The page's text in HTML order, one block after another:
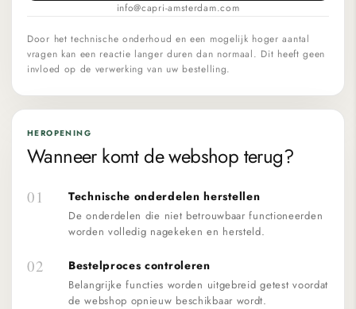
info@capri-amsterdam.com
Door het technische onderhoud en een mogelijk hoger aantal
vragen kan een reactie langer duren dan normaal. Dit heeft geen
invloed op de verwerking van uw bestelling.
HEROPENING
Wanneer komt de webshop terug?
01 Technische onderdelen herstellen
De onderdelen die niet betrouwbaar functioneerden
worden volledig nagekeken en hersteld.
02 Bestelproces controleren
Belangrijke functies worden uitgebreid getest voordat
de webshop opnieuw beschikbaar wordt.